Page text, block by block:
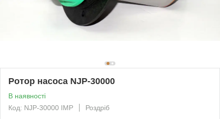
Ротор насоса NJP-30000
В наявності
Код: NJP-30000 IMP
Роздріб